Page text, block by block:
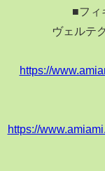
■フィ
ヴェルテ
https://
https://